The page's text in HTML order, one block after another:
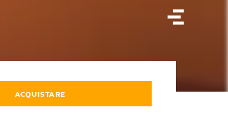
ACQUISTARE